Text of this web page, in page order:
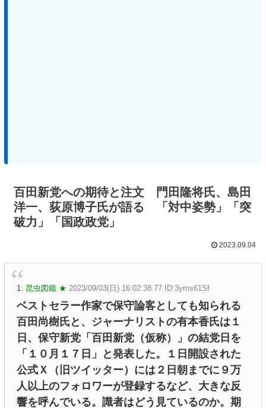
百田新党への期待と注文 門田隆将氏、島田
洋一、荻原博子氏が語る 「対中姿勢」「突
破力」「国政政党」
2023.09.04
1: 昆虫図鑑 ★ 2023/09/03(日) 16:02:38.77 ID:3yms61Sf
ベストセラー作家で保守論客としても知られる
百田尚樹氏と、ジャーナリストの有本香氏は１
日、保守新党「百田新党（仮称）」の結党日を
「１０月１７日」と発表した。１日開設された
公式Ｘ（旧ツイッター）には２日朝までに９万
人以上のフォロワーが登録するなど、大きな反
響を呼んでいる。識者はどう見ているのか。期